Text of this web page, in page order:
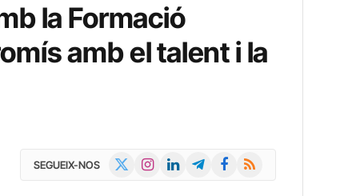
la Formació
amb el talent i la
SEGUEIX-NOS InstagramLinkedInTelegramFacebook
RSS